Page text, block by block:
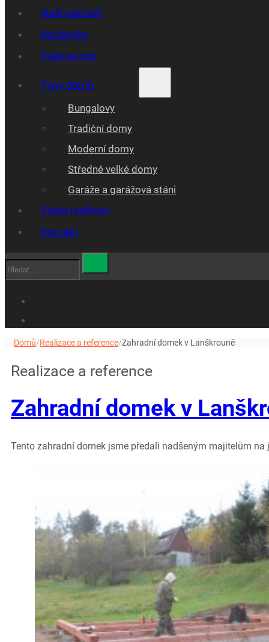
Naši partneři
Roubenky
Zajímavosti
Typy domů
Bungalovy
Tradiční domy
Moderní domy
Středně velké domy
Garáže a garážová stáni
Videa realizací
Kontakt
Hledat
Domů/Realizace a reference/Zahradní domek v Lanškrouně
Realizace a reference
Zahradní domek v
Tento zahradní domek jsme předali nadšeným majitelům